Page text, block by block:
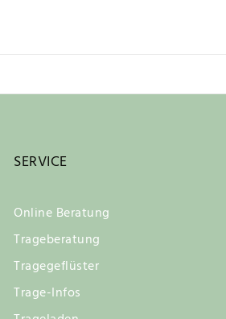
SERVICE
Online Beratung
Trageberatung
Tragegeflüster
Trage-Infos